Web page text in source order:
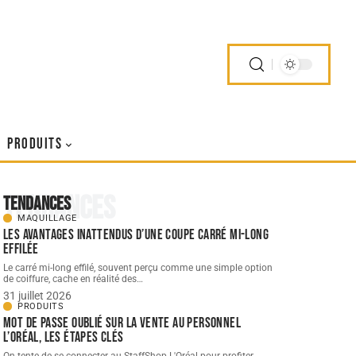
PRODUITS
Tendances
Tendances
MAQUILLAGE
Les avantages inattendus d’une coupe carré mi-long
effilée
Le carré mi-long effilé, souvent perçu comme une simple option
de coiffure, cache en réalité des…
31 juillet 2026
PRODUITS
Mot de passe oublié sur la vente au personnel
L’Oréal, les étapes clés